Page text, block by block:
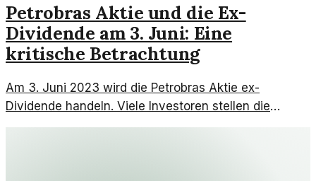
Petrobras Aktie und die Ex-
Dividende am 3. Juni: Eine
kritische Betrachtung
Am 3. Juni 2023 wird die Petrobras Aktie ex-
Dividende handeln. Viele Investoren stellen die
Sinnhaftigkeit solcher Entscheidungen in Frage und